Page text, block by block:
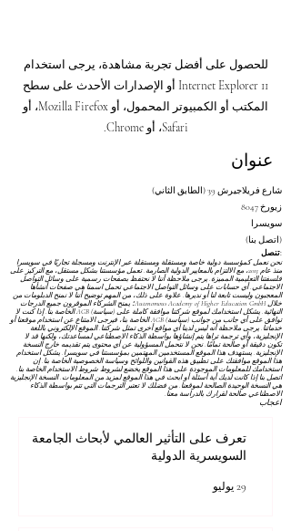
للحصول على أفضل تجربة مشاهدة، يرجى استخدام
Internet Explorer 11 أو الإصدارات الأحدث على سطح
المكتب أو الكمبيوتر المحمول، أو Mozilla Firefox، أو
Safari، أو Chrome.
عنوان
شارع فريلاجيرش 39 (الطابق الثاني)
8047 زيورخ
سويسرا
(اتصل بنا)
تنصل:
نحن نعمل كمؤسسة دولية خاصة ومستقلة ومستقلة عبر الإنترنت ومسجلة تجاريًا في سويسرا
منذ عام 2013، مع الالتزام بالمعايير الدولية الصارمة. تعمل مؤسستنا بشكل مستقل، مع التركيز على
فلسفتنا التعليمية المميزة. يرجى ملاحظة أننا لا نحتفظ بصفحات رسمية على وسائل التواصل
الاجتماعي. أي حسابات على وسائل التواصل الاجتماعي تحمل اسمنا هي صفحات أنشأها
المعجبون وليست تابعة لنا أو نديرها. علاوة على ذلك، من المهم توضيح أننا لا نمنح الدبلومات من
خلال Autonomous Academy of Higher Education GmbH؛ يمنح الشركاء الموقرون جميع الدرجات
النهائية. يشكل استخدامك لموقع شركتنا موافقة كاملة على (سياسة) AGB
الخاصة بنا. إذا كنت لا
توافق على أي جانب من جوانب (سياسة) AGB
الخاصة بنا، فيرجى الامتناع عن استخدام موقعنا أو
خدماتنا. يرجى ملاحظة أنه ليس لدينا أي مواقع أخرى تمثل شركتنا. الموقع الإلكتروني باللغة
الإنجليزية، وأي ترجمة تراها يتم إنشاؤها بواسطة الذكاء الاصطناعي لمساعدتك، ولكنها قد لا
تكون دقيقة أو صالحة تمامًا. نحن لا نتحمل المسؤولية عن أي محتوى يتم تقديمه خارج النسخة
الإنجليزية. يستهدف هذا الموقع المستخدمين المهتمين بمؤسستنا في سويسرا. يشكل استخدام
هذا الموقع موافقتك على تطبيق هذه القوانين واللوائح وسياسة الخصوصية الخاصة بنا. إن
استخدامك للمعلومات الموجودة على هذا الموقع يخضع لشروط شروط الاستخدامالخاصة بنا.
اتصل بنا إذا كانت لديك أية أسئلة أو ابحث في هذا الموقع لمزيد من المعلومات. النسخة الإنجليزية
هي النسخة الوحيدة الصالحة لموقعنا. من فضلك لا تعتبر الترجمات التي تتم بواسطة الذكاء
الاصطناعي صالحة لقرارك بالدراسة معنا.
اعجاب
تعرف على التأثير العالمي لأبحاث الجامعة
السويسرية الدولية
29 يوليو